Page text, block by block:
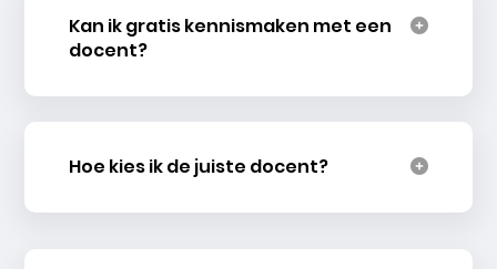
Kan ik gratis kennismaken met een
docent?
Hoe kies ik de juiste docent?